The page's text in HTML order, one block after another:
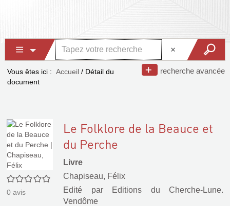
recherche avancée
Vous êtes ici : Accueil / Détail du
document
0/5
0 avis
Le Folklore de la Beauce et
du Perche
Livre
Chapiseau, Félix
Edité par
Editions du Cherche-Lune.
Vendôme